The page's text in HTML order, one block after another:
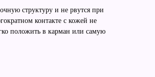
структуру и не рвутся при
контакте с кожей не
положить в карман или самую